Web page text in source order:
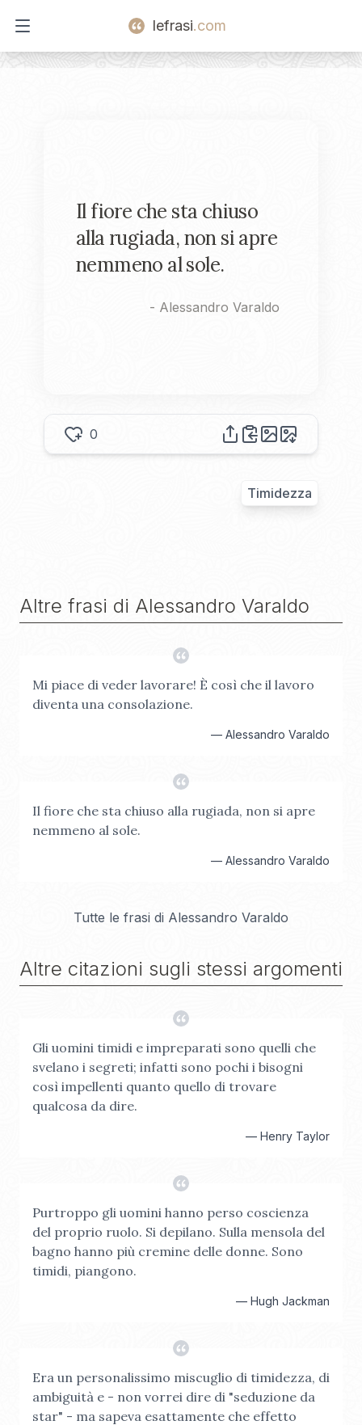
Open main menu
lefrasi.com
Il fiore che sta chiuso
alla rugiada, non si apre
nemmeno al sole.
- Alessandro Varaldo
0
Timidezza
Altre frasi di Alessandro Varaldo
Mi piace di veder lavorare! È così che il lavoro
diventa una consolazione.
— Alessandro Varaldo
Il fiore che sta chiuso alla rugiada, non si apre
nemmeno al sole.
— Alessandro Varaldo
Tutte le frasi di Alessandro Varaldo
Altre citazioni sugli stessi argomenti
Gli uomini timidi e impreparati sono quelli che
svelano i segreti; infatti sono pochi i bisogni
così impellenti quanto quello di trovare
qualcosa da dire.
— Henry Taylor
Purtroppo gli uomini hanno perso coscienza
del proprio ruolo. Si depilano. Sulla mensola del
bagno hanno più cremine delle donne. Sono
timidi, piangono.
— Hugh Jackman
Era un personalissimo miscuglio di timidezza, di
ambiguità e - non vorrei dire di "seduzione da
star" - ma sapeva esattamente che effetto